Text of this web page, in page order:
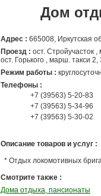
Дом
Адрес : 665008, Иркутская
Проезд : ост. Стройучасток
ост. Горького , марш. такси 2,
Режим работы :
Телефоны :
+7 (39563) 5-20-83
+7 (39563) 5-34-96
+7 (39563) 5-30-02
Описание товаров и услуг :
* Отдых локомотивных
Смотрите также :
Дома отдыха, пансионаты